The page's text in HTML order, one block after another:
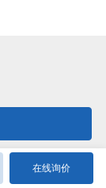
在线询价